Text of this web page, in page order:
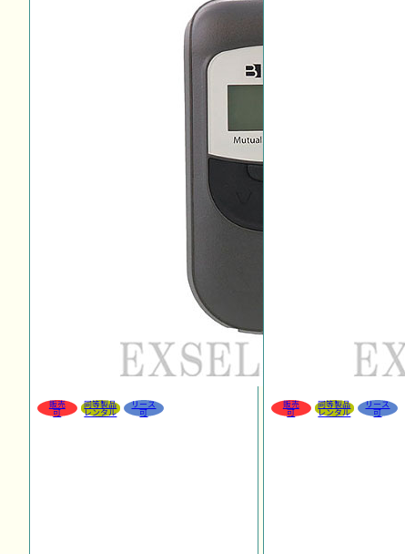
販売
可
同等製品
レンタル
リース
可
販売
可
同等製品
レンタル
リース
可